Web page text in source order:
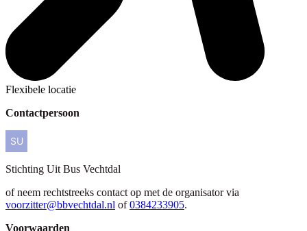
Flexibele locatie
Contactpersoon
Stichting Uit Bus Vechtdal
of neem rechtstreeks contact op met de organisator via
voorzitter@bbvechtdal.nl of 0384233905.
Voorwaarden